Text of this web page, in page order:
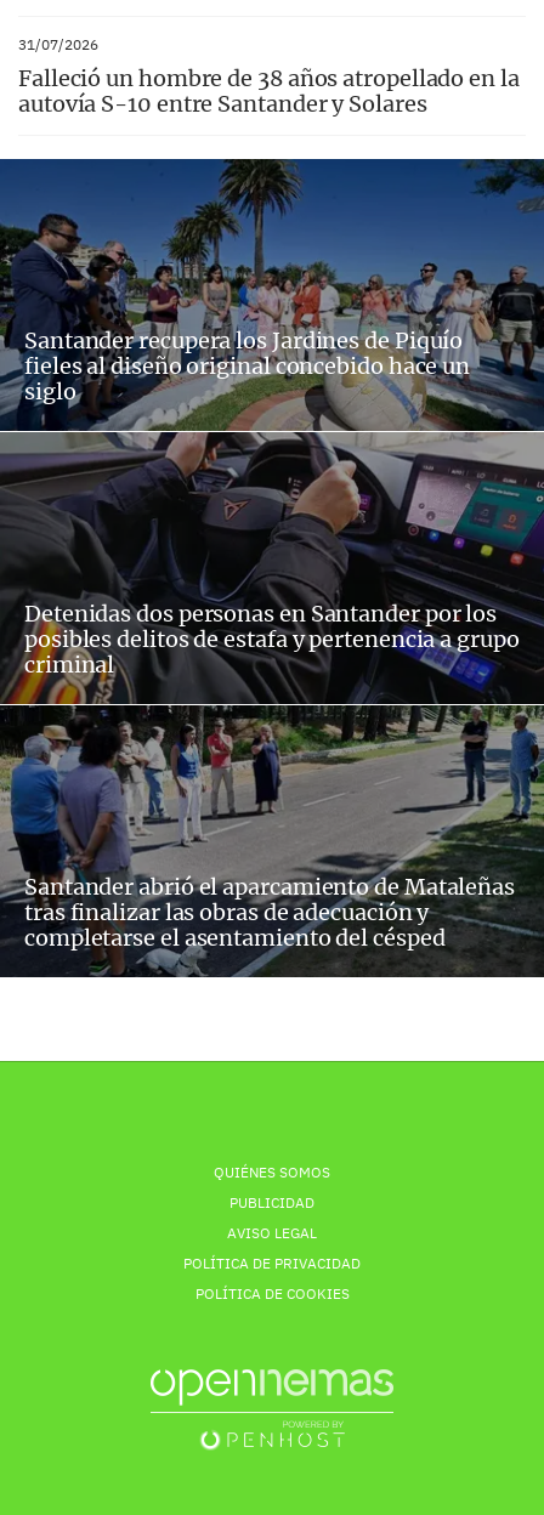
31/07/2026
Falleció un hombre de 38 años atropellado en la
autovía S-10 entre Santander y Solares
Santander recupera los Jardines de Piquío
fieles al diseño original concebido hace un
siglo
Detenidas dos personas en Santander por los
posibles delitos de estafa y pertenencia a grupo
criminal
Santander abrió el aparcamiento de Mataleñas
tras finalizar las obras de adecuación y
completarse el asentamiento del césped
QUIÉNES SOMOS
PUBLICIDAD
AVISO LEGAL
POLÍTICA DE PRIVACIDAD
POLÍTICA DE COOKIES